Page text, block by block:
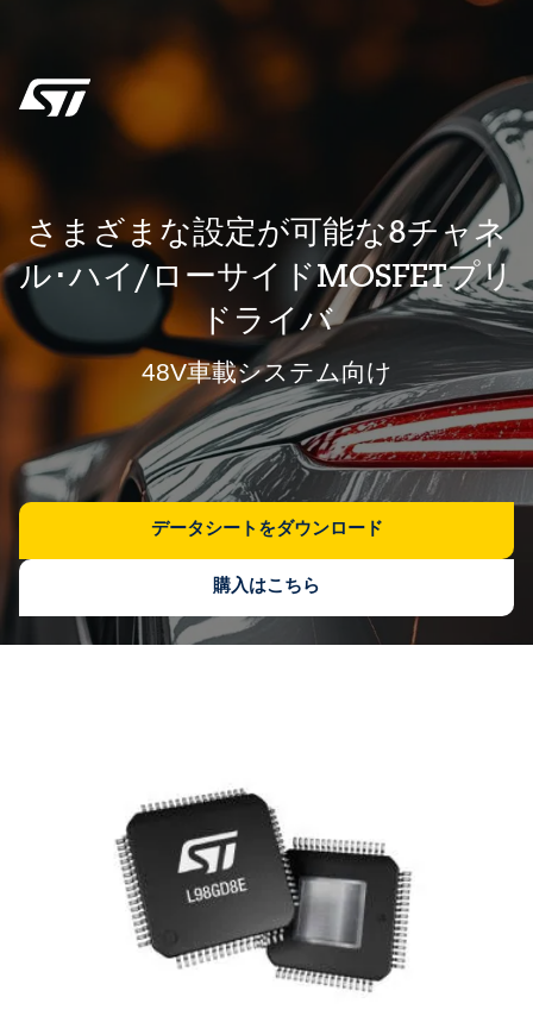
さまざまな設定が可能な8チャネ
ル･ハイ/ローサイドMOSFETプリ
ドライバ
48V車載システム向け
データシートをダウンロード
購入はこちら